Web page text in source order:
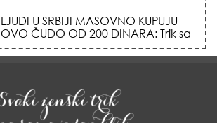
na +35 za 10 minuta (BEZ KLIME)!
ako želite da vam kosa raste kao iz
vode i privučete novu ljubav!